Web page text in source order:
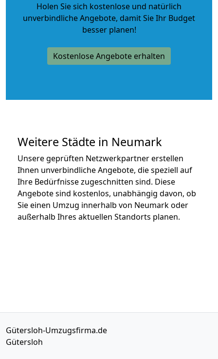
Holen Sie sich kostenlose und natürlich
unverbindliche Angebote, damit Sie Ihr Budget
besser planen!
Kostenlose Angebote erhalten
Weitere Städte in Neumark
Unsere geprüften Netzwerkpartner erstellen
Ihnen unverbindliche Angebote, die speziell auf
Ihre Bedürfnisse zugeschnitten sind. Diese
Angebote sind kostenlos, unabhängig davon, ob
Sie einen Umzug innerhalb von Neumark oder
außerhalb Ihres aktuellen Standorts planen.
Gütersloh-Umzugsfirma.de
Gütersloh